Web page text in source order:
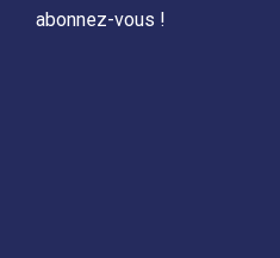
abonnez-vous !